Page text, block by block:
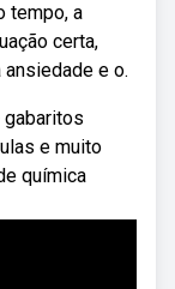
tempo, a
certa,
e o.
e muito
química